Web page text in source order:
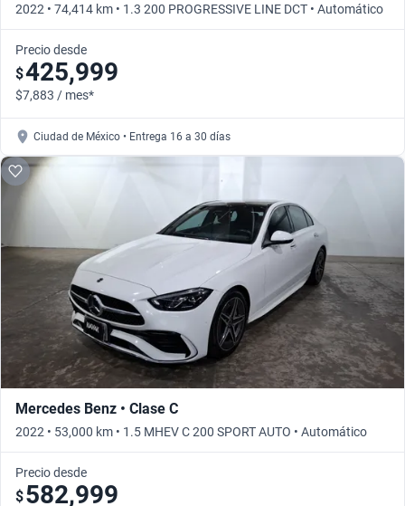
2022 • 74,414 km • 1.3 200 PROGRESSIVE LINE DCT • Automático
Precio desde
$425,999
$7,883 / mes*
Ciudad de México • Entrega 16 a 30 días
Mercedes Benz • Clase C
2022 • 53,000 km • 1.5 MHEV C 200 SPORT AUTO • Automático
Precio desde
$582,999